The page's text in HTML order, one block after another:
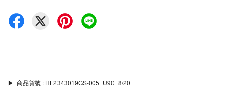
▶︎ 商品貨號 : HL2343019GS-005_U90_8/20